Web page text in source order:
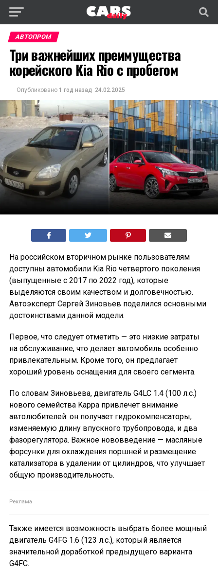
АВТОПРОМ
Три важнейших преимущества
корейского Kia Rio с пробегом
Опубликовано 1 год назад 24.02.2025
На российском вторичном рынке пользователям
доступны автомобили Kia Rio четвертого поколения
(выпущенные с 2017 по 2022 год), которые
выделяются своим качеством и долговечностью.
Автоэксперт Сергей Зиновьев поделился основными
достоинствами данной модели.
Первое, что следует отметить — это низкие затраты
на обслуживание, что делает автомобиль особенно
привлекательным. Кроме того, он предлагает
хороший уровень оснащения для своего сегмента.
По словам Зиновьева, двигатель G4LC 1.4 (100 л.с.)
нового семейства Kappa привлечет внимание
автолюбителей: он получает гидрокомпенсаторы,
изменяемую длину впускного трубопровода, и два
фазорегулятора. Важное нововведение — масляные
форсунки для охлаждения поршней и размещение
катализатора в удалении от цилиндров, что улучшает
общую производительность.
Также имеется возможность выбрать более мощный
двигатель G4FG 1.6 (123 л.с.), который является
значительной доработкой предыдущего варианта
G4FC.